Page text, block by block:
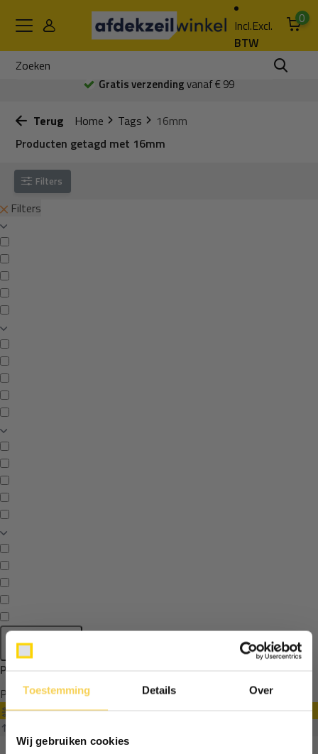
Toestemming Details Over
Wij gebruiken cookies
Incl.Excl.
BTW
0
Gratis verzendingvanaf € 99
Terug Home Tags
16mm
Producten getagd met 16mm
Filters
Filters
Apply filters
Producten getagd met 16mm
Producten
FilterOntvang €5,- korting!
Schrijf je in voor de nieuwsbrief en